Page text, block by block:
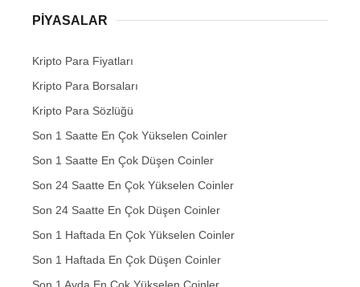
PIYASALAR
Kripto Para Fiyatları
Kripto Para Borsaları
Kripto Para Sözlüğü
Son 1 Saatte En Çok Yükselen Coinler
Son 1 Saatte En Çok Düşen Coinler
Son 24 Saatte En Çok Yükselen Coinler
Son 24 Saatte En Çok Düşen Coinler
Son 1 Haftada En Çok Yükselen Coinler
Son 1 Haftada En Çok Düşen Coinler
Son 1 Ayda En Çok Yükselen Coinler